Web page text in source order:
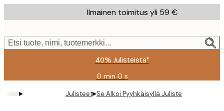
to
content.
Ilmainen toimitus yli 59 €
Etsi tuote, nimi, tuotemerkki...
40% Julisteista*
0 min 0 s
Voimassa
asti:
2026-
▸ Julisteet▸Se Alkoi Pyyhkäisyllä Juliste